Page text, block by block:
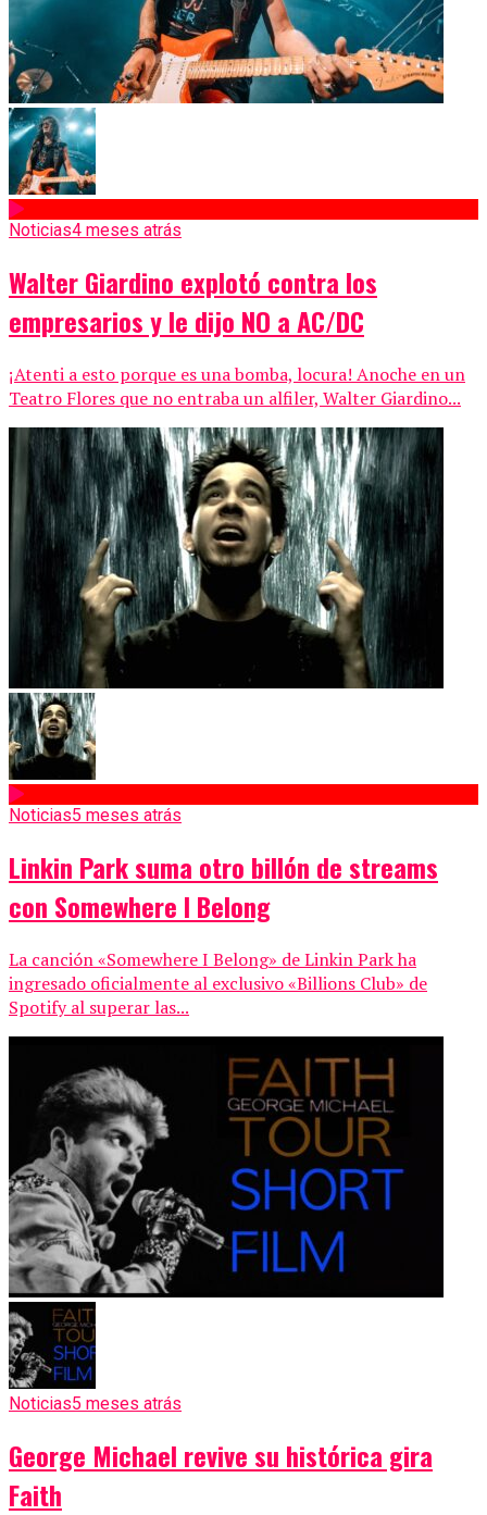
Noticias4 meses atrás
Walter Giardino explotó contra los
empresarios y le dijo NO a AC/DC
¡Atenti a esto porque es una bomba, locura! Anoche en un
Teatro Flores que no entraba un alfiler, Walter Giardino...
Noticias5 meses atrás
Linkin Park suma otro billón de streams
con Somewhere I Belong
La canción «Somewhere I Belong» de Linkin Park ha
ingresado oficialmente al exclusivo «Billions Club» de
Spotify al superar las...
Noticias5 meses atrás
George Michael revive su histórica gira
Faith